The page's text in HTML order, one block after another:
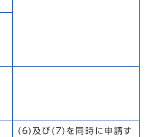
(6)及び(7)を同時に申請す